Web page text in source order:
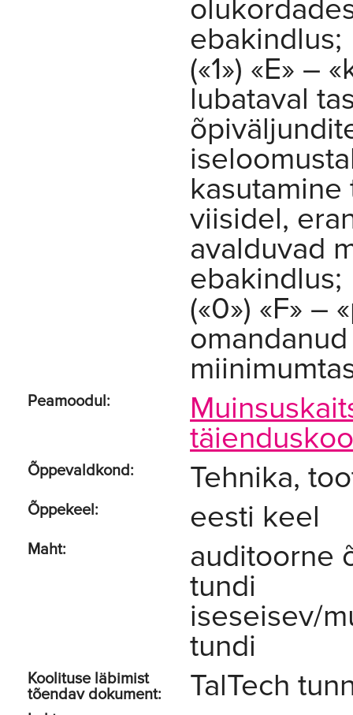
ebakindlus;
(«1») «E» –
lubataval
viisidel,
avalduvad
ebakindlus;
(«0») «F» –
Peamoodul:
Õppevaldkond: Tehnika,
Õppekeel: eesti keel
Maht: auditoorne
tundi
iseseisev/
tundi
Koolituse läbimist
tõendav dokument:
TalTech